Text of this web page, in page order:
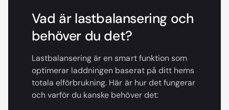
Vad är lastbalansering och
behöver du det?
Lastbalansering är en smart funktion som
optimerar laddningen baserat på ditt hems
totala elförbrukning. Här är hur det fungerar
och varför du kanske behöver det: